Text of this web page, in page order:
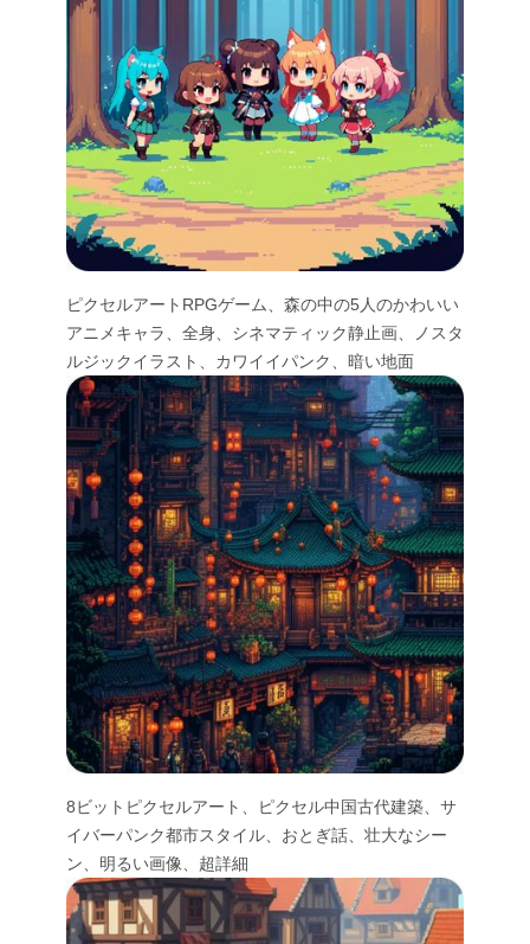
ピクセルアートRPGゲーム、森の中の5人のかわいい
アニメキャラ、全身、シネマティック静止画、ノスタ
ルジックイラスト、カワイイパンク、暗い地面
8ビットピクセルアート、ピクセル中国古代建築、サ
イバーパンク都市スタイル、おとぎ話、壮大なシー
ン、明るい画像、超詳細